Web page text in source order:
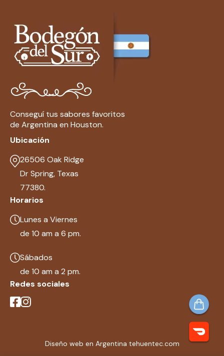
Conseguí tus sabores favoritos
de Argentina en Houston.
Ubicación
26506 Oak Ridge
Dr Spring, Texas
77380.
Horarios
Lunes a Viernes
de 10 am a 6 pm.
Sábados
de 10 am a 2 pm.
Redes sociales
Diseño web en Argentina tehuentec.com